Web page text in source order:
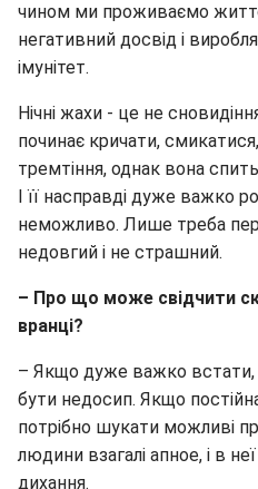
чином ми проживаємо
негативний досвід і
імунітет.
Нічні жахи - це не
починає кричати,
тремтіння, однак вона
І її насправді дуже важко
неможливо. Лише треба
недовгий і не страшний.
– Про що може свідчити
вранці?
– Якщо дуже важко
бути недосип. Якщо
потрібно шукати можливі
людини взагалі апное, і в
дихання.